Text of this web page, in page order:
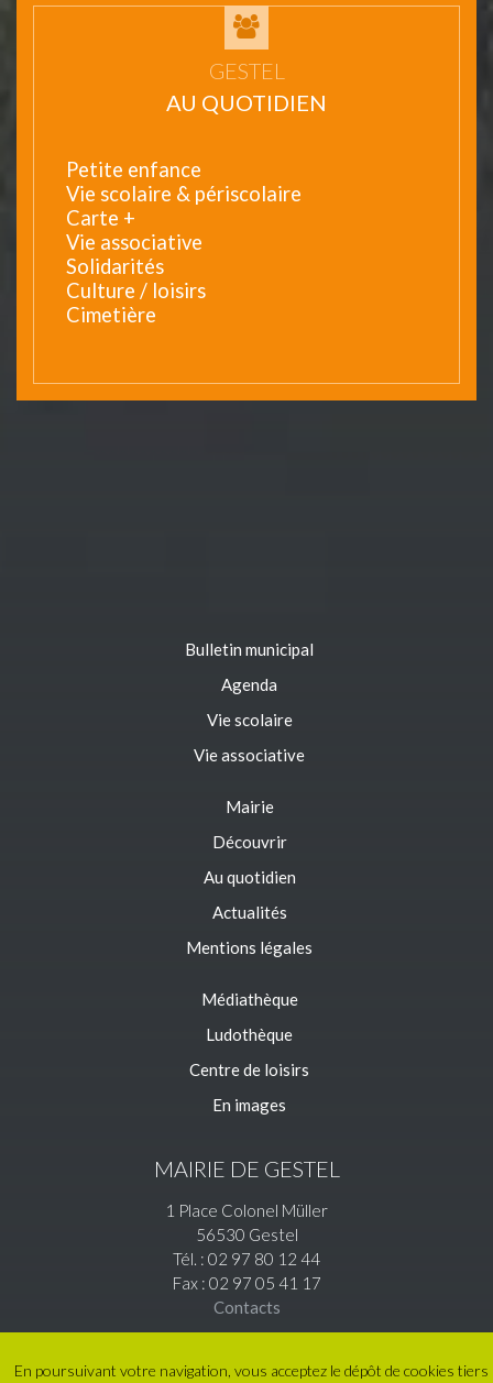
GESTEL
AU QUOTIDIEN
Petite enfance
Vie scolaire & périscolaire
Carte +
Vie associative
Solidarités
Culture / loisirs
Cimetière
Bulletin municipal
Agenda
Vie scolaire
Vie associative
Mairie
Découvrir
Au quotidien
Actualités
Mentions légales
Médiathèque
Ludothèque
Centre de loisirs
En images
MAIRIE DE GESTEL
1 Place Colonel Müller
56530 Gestel
Tél. : 02 97 80 12 44
Fax : 02 97 05 41 17
Contacts
En poursuivant votre navigation, vous acceptez le dépôt de cookies tiers